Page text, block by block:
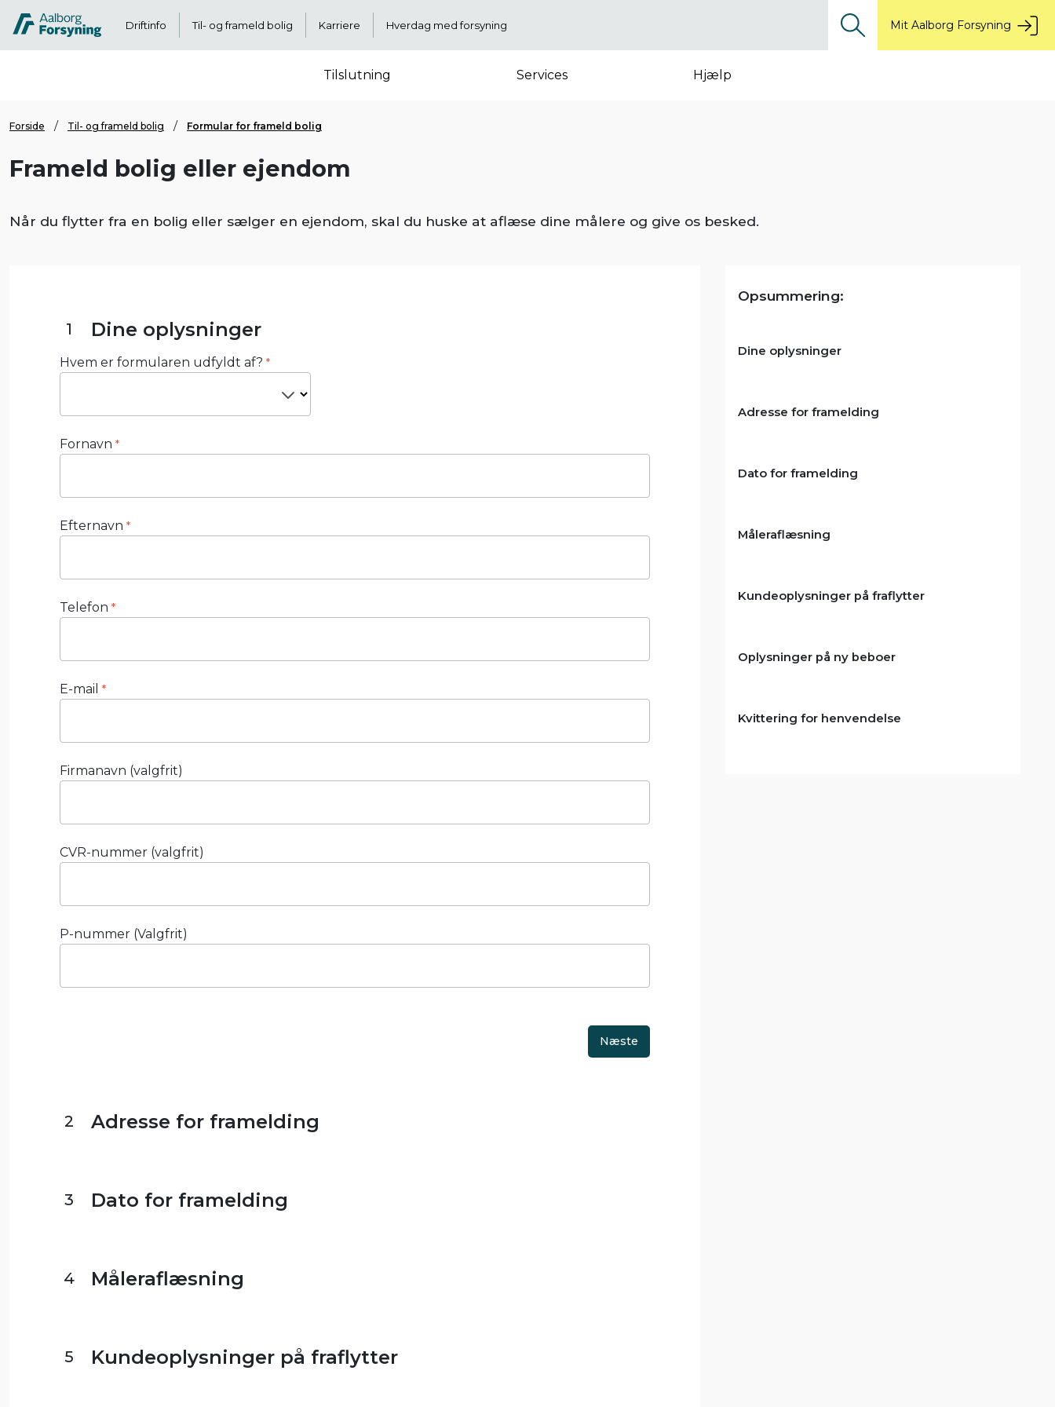
Driftinfo Til- og frameld bolig Karriere Hverdag med forsyning Mit Aalborg Forsyning
Tilslutning Services Hjælp
Forside Til- og frameld bolig Formular for frameld bolig
Frameld bolig eller ejendom
Når du flytter fra en bolig eller sælger en ejendom, skal du huske at aflæse dine målere og give os besked.
1 Dine oplysninger
Hvem er formularen udfyldt af? *
Fornavn *
Efternavn *
Telefon *
E-mail *
Firmanavn (valgfrit)
CVR-nummer (valgfrit)
P-nummer (Valgfrit)
2 Adresse for framelding
3 Dato for framelding
4 Måleraflæsning
5 Kundeoplysninger på fraflytter
Opsummering:
Dine oplysninger
Adresse for framelding
Dato for framelding
Måleraflæsning
Kundeoplysninger på fraflytter
Oplysninger på ny beboer
Kvittering for henvendelse